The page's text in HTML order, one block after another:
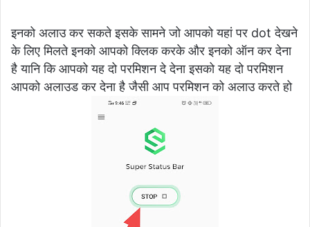
इनको अलाउ कर सकते इसके सामने जो आपको यहां पर dot देखने
के लिए मिलते इनको आपको क्लिक करके और इनको ऑन कर देना
है यानि कि आपको यह दो परमिशन दे देना इसको यह दो परमिशन
आपको अलाउड कर देना है जैसी आप परमिशन को अलाउ करते हो